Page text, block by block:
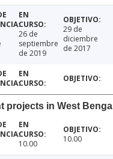
26 de
septiembre
de 2019
29 de
diciembre
de 2017
projects in West Bengal
10.00 10.00